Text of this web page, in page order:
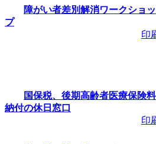
障がい者差別解消ワークショッ
プ
印
国保税、後期高齢者医療保険料
納付の休日窓口
印